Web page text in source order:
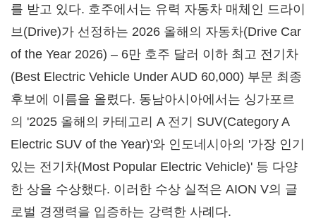
를 받고 있다. 호주에서는 유력 자동차 매체인 드라이
브(Drive)가 선정하는 2026 올해의 자동차(Drive Car
of the Year 2026) – 6만 호주 달러 이하 최고 전기차
(Best Electric Vehicle Under AUD 60,000) 부문 최종
후보에 이름을 올렸다. 동남아시아에서는 싱가포르
의 '2025 올해의 카테고리 A 전기 SUV(Category A
Electric SUV of the Year)'와 인도네시아의 '가장 인기
있는 전기차(Most Popular Electric Vehicle)' 등 다양
한 상을 수상했다. 이러한 수상 실적은 AION V의 글
로벌 경쟁력을 입증하는 강력한 사례다.